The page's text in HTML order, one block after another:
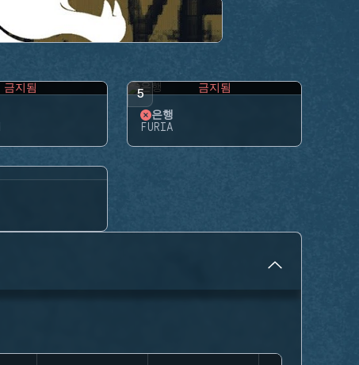
금지됨 5 금지됨
은행
FURIA